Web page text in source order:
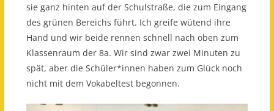
sie ganz hinten auf der Schulstraße, die zum Eingang
des grünen Bereichs führt. Ich greife wütend ihre
Hand und wir beide rennen schnell nach oben zum
Klassenraum der 8a. Wir sind zwar zwei Minuten zu
spät, aber die Schüler*innen haben zum Glück noch
nicht mit dem Vokabeltest begonnen.